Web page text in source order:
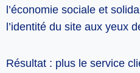
l’économie sociale et
l’identité du site aux yeux
Résultat : plus le service